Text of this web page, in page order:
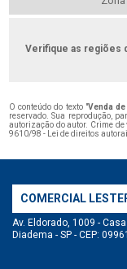
Verifique as regiões
O conteúdo do texto "Venda
reservado. Sua reprodução,
autorização do autor. Crime
9610/98 - Lei de direitos
COMERCIAL
Av. Eldorado, 1009 -
Diadema - SP - CEP: